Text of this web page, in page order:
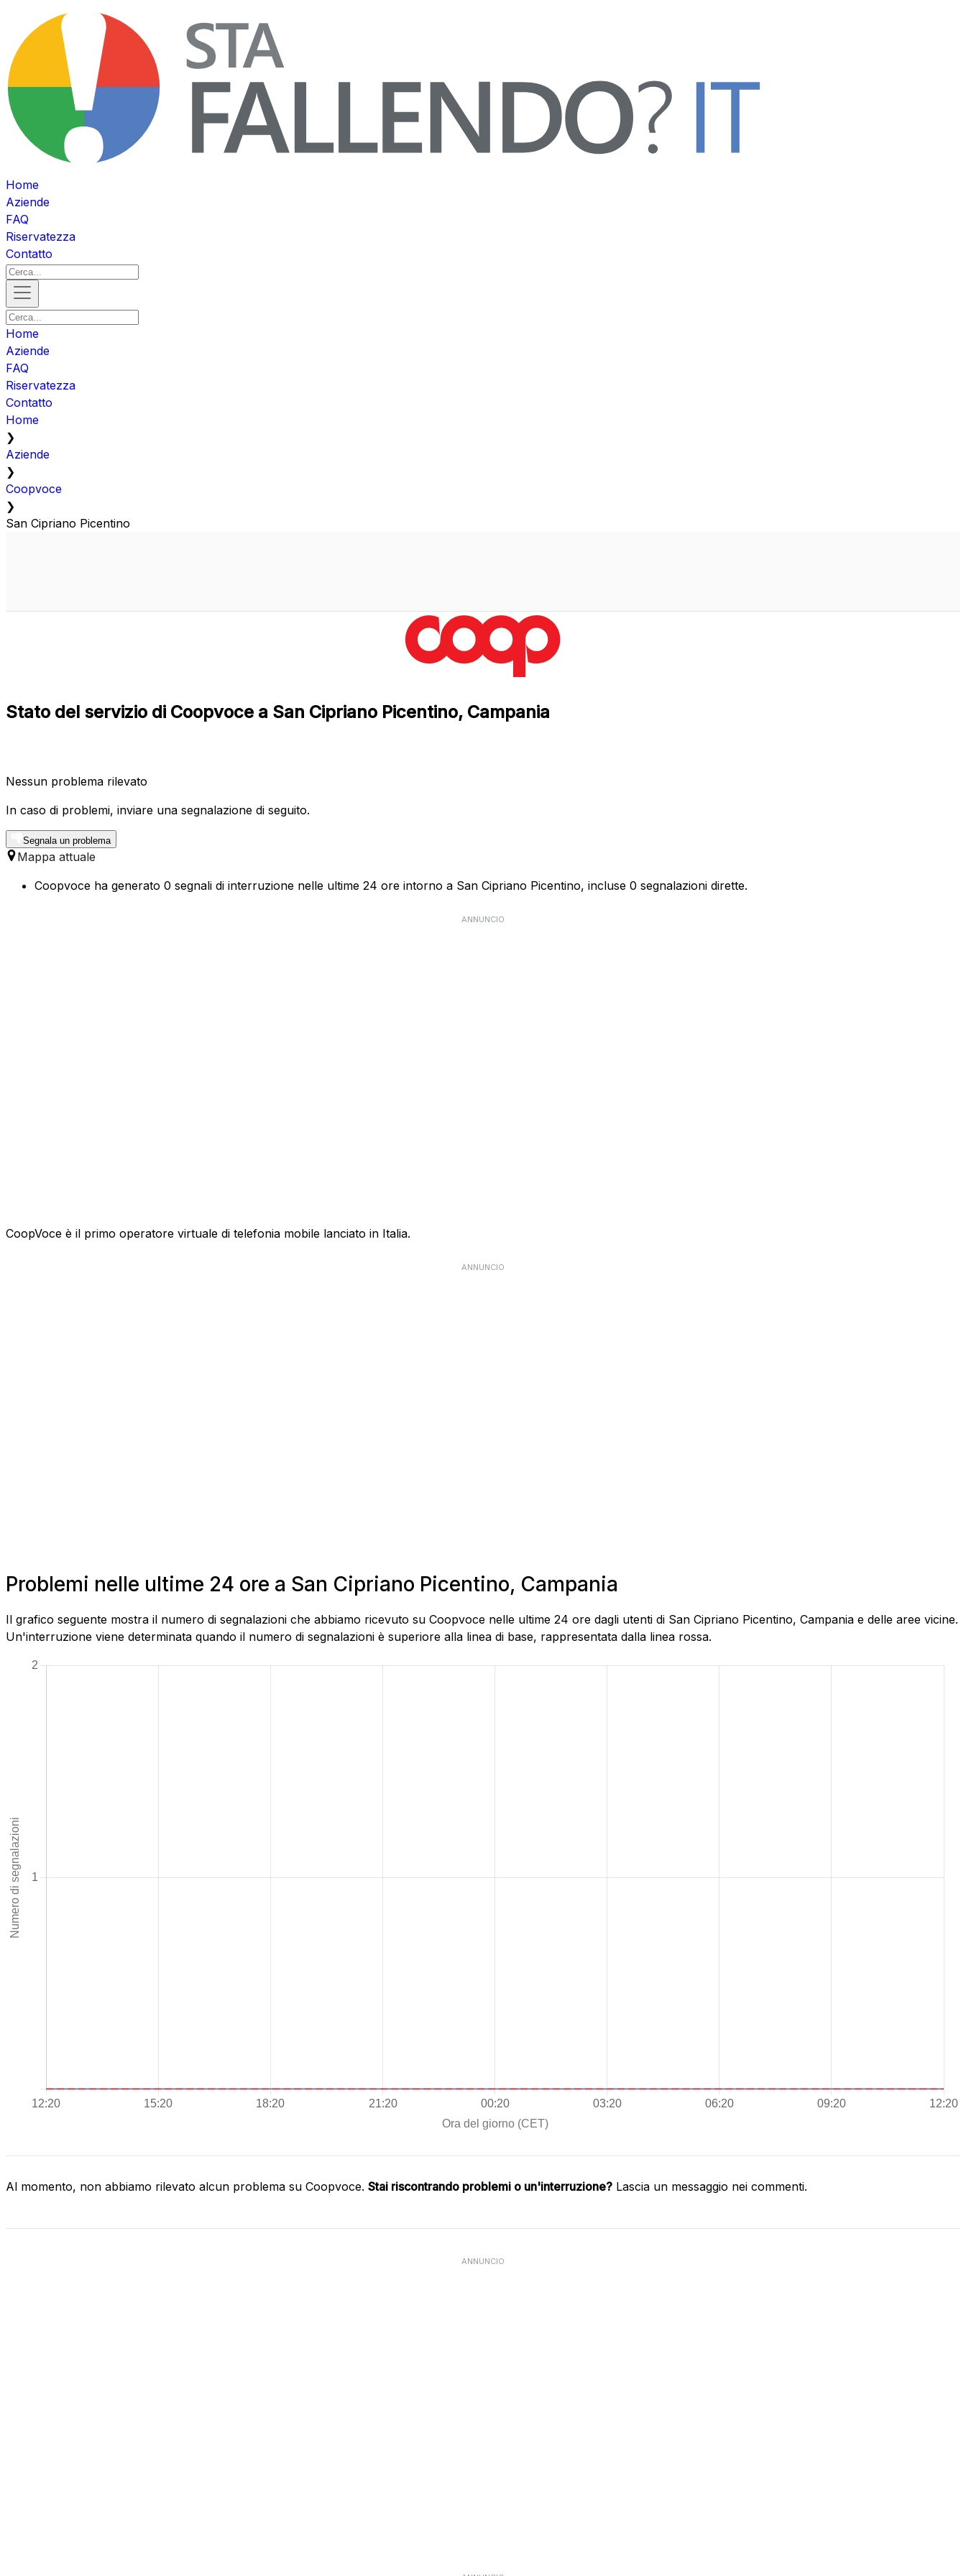
Home
Aziende
FAQ
Riservatezza
Contatto
Home
Aziende
FAQ
Riservatezza
Contatto
Home
❯
Aziende
❯
Coopvoce
❯
San Cipriano Picentino
Stato del servizio di Coopvoce a San Cipriano Picentino, Campania
Nessun problema rilevato
In caso di problemi, inviare una segnalazione di seguito.
Segnala un problema
Mappa attuale
Coopvoce ha generato 0 segnali di interruzione nelle ultime 24 ore intorno a San Cipriano Picentino, incluse 0 segnalazioni dirette.
ANNUNCIO
CoopVoce è il primo operatore virtuale di telefonia mobile lanciato in Italia.
ANNUNCIO
Problemi nelle ultime 24 ore a San Cipriano Picentino, Campania
Il grafico seguente mostra il numero di segnalazioni che abbiamo ricevuto su Coopvoce nelle ultime 24 ore dagli utenti di San Cipriano Picentino, Campania e delle aree vicine.
Un'interruzione viene determinata quando il numero di segnalazioni è superiore alla linea di base, rappresentata dalla linea rossa.
Al momento, non abbiamo rilevato alcun problema su Coopvoce. Stai riscontrando problemi o un'interruzione? Lascia un messaggio nei commenti.
ANNUNCIO